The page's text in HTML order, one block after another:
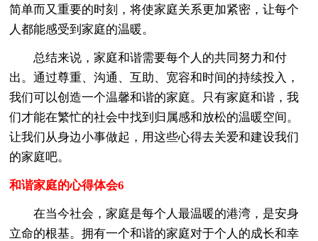
简单而又重要的时刻，将使家庭关系更加紧密，让每个
人都能感受到家庭的温暖。
总结来说，家庭和谐需要每个人的共同努力和付
出。通过尊重、沟通、互助、宽容和时间的持续投入，
我们可以创造一个温馨和谐的家庭。只有家庭和谐，我
们才能在繁忙的社会中找到归属感和放松的温暖空间。
让我们从身边小事做起，用这些心得去关爱和建设我们
的家庭吧。
和谐家庭的心得体会6
在当今社会，家庭是每个人最温暖的港湾，是安身
立命的根基。拥有一个和谐的家庭对于个人的成长和幸